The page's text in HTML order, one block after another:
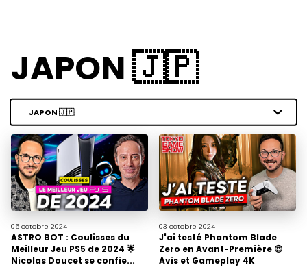
JAPON 🇯🇵
06 octobre 2024
ASTRO BOT : Coulisses du
Meilleur Jeu PS5 de 2024 🌟
Nicolas Doucet se confie...
03 octobre 2024
J'ai testé Phantom Blade
Zero en Avant-Première 😍
Avis et Gameplay 4K